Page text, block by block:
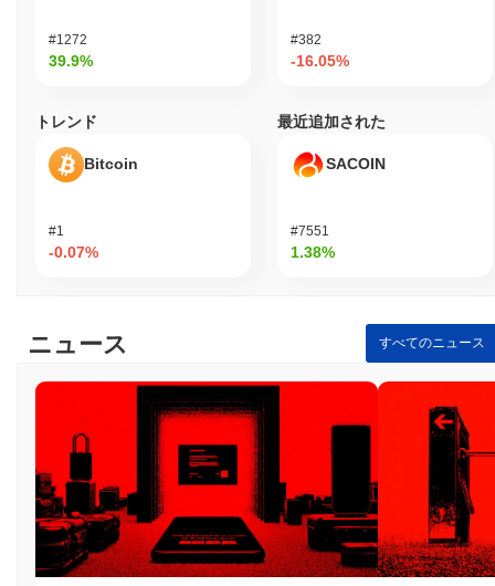
リーなウォレットやコミュニティ関与プラットフォームなどのツ
ールとリソースを提供し、エコシステム内での参加と相互作用を
築し、さまざまなイニシアティブを通じてコミュニティに貢献で
きます。これには、コラボレーションや革新の機会が含まれ、付
加価値サービスや体験を創出することが可能です。ギガチャド
は、包括的な環境を育成することで、ユーザーがデジタル通貨と
にすることを目指しています。
合性を維持する責任を負うプルーフ・オブ・ステーク（PoS）コ
ンセンサスメカニズムを使用しています。バリデーターは、ギガ
彼らの利益がネットワークのセキュリティと安定性と一致しま
す。プロトコルは、取引が安全に署名され、検証されることを保
証するために、楕円曲線デジタル署名アルゴリズム（ECDSA）を
使用しています。 誠実な行動を奨励し、ネットワークを保護する
ために、バリデーターはコンセンサスプロセスへの参加に対して
ステーキング報酬を受け取ります。逆に、悪意のある行動やプロ
トコルルールに従わない場合は、ステークされたトークンの一部
が没収されるスラッシングが発生する可能性があります。ネット
ワークは、定期的なセキュリティ監査と、意思決定におけるコミ
#1272
39.9%
#382
-16.05%
トレンド
Bitcoin
#1
-0.07%
最近追加された
SACOIN
#7551
1.38%
ニュース すべてのニュース